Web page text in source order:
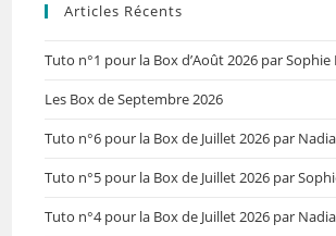
Articles Récents
Tuto n°1 pour la Box d’Août 2026 par Sophie
Les Box de Septembre 2026
Tuto n°6 pour la Box de Juillet 2026 par
Tuto n°5 pour la Box de Juillet 2026 par
Tuto n°4 pour la Box de Juillet 2026 par